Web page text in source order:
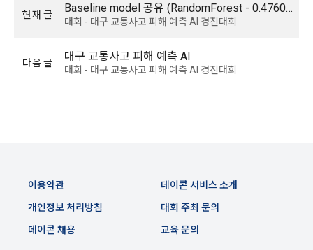
4. “회사”는 “회원”이 게시판을 통해 게재한 정보, 자료, 사실의
신뢰성, 정확성 등 내용에 관해서 책임을 지지 않는다.
대해 책임을 지지 않는다.
제소 당시 “회원”의 주소 또는 거소가 분명하지 아니하거나, 외
국 거주자의 경우에는 민사소송법에서 정한 관할법원으로 한다.
제 28 조 (회원의 개인정보보호)
현재 글 Baseline model 공유 (RandomForest - 0.4760008696)
대회 - 대구 교통사고 피해 예측 AI 경진대회
다음 글 대구 교통사고 피해 예측 AI
대회 - 대구 교통사고 피해 예측 AI 경진대회
이용약관
개인정보 처리방침
대회 주최 문의
교육 문의
데이콘 서비스 소개
데이콘 채용